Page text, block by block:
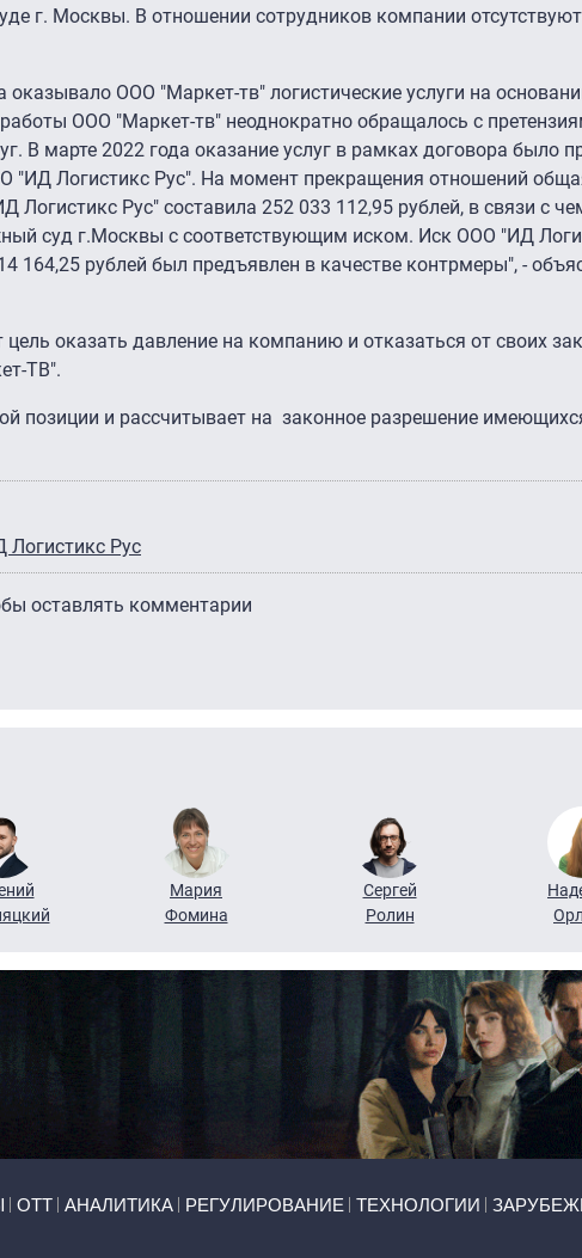
г. Москвы. В отношении сотрудников компании
ООО "Маркет-тв" логистические услуги на
ООО "Маркет-тв" неоднократно обращалось с
В марте 2022 года оказание услуг в рамках договора было
"ИД Логистикс Рус". На момент прекращения отношений
Логистикс Рус" составила 252 033 112,95 рублей, в связи с
суд г.Москвы с соответствующим иском. Иск ООО "ИД
164,25 рублей был предъявлен в качестве контрмеры", -
оказать давление на компанию и отказаться от своих
ТВ".
позиции и рассчитывает на законное разрешение
Логистикс Рус
оставлять комментарии
Мария
Фомина
Сергей
Ролин
ОТТ АНАЛИТИКА РЕГУЛИРОВАНИЕ ТЕХНОЛОГИИ